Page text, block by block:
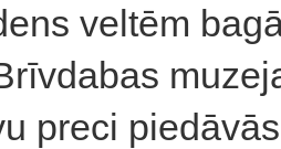
veltēm
preci